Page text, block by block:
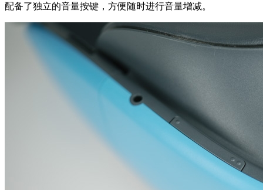
配备了独立的音量按键，方便随时进行音量增减。